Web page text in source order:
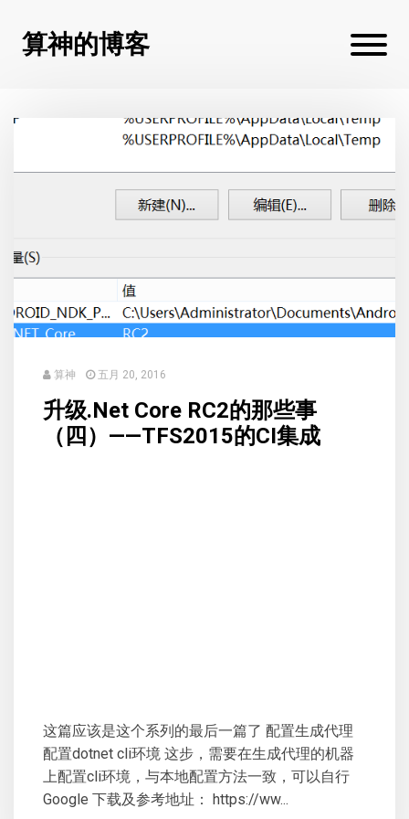
算神的博客
算神 五月 20, 2016
升级.Net Core RC2的那些事
（四）——TFS2015的CI集成
这篇应该是这个系列的最后一篇了 配置生成代理
配置dotnet cli环境 这步，需要在生成代理的机器
上配置cli环境，与本地配置方法一致，可以自行
Google 下载及参考地址： https://ww...